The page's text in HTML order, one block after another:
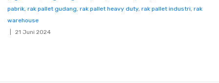
pabrik, rak pallet gudang, rak pallet heavy duty, rak pallet industri, rak
warehouse
21 Juni 2024